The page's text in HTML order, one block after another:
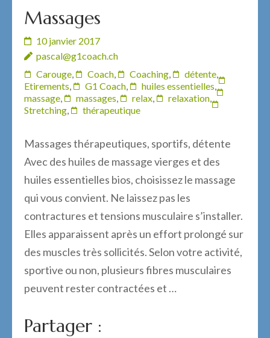
Massages
10 janvier 2017
pascal@g1coach.ch
Carouge, Coach, Coaching, détente,
Etirements, G1 Coach, huiles essentielles,
massage, massages, relax, relaxation,
Stretching, thérapeutique
Massages thérapeutiques, sportifs, détente
Avec des huiles de massage vierges et des
huiles essentielles bios, choisissez le massage
qui vous convient. Ne laissez pas les
contractures et tensions musculaire s’installer.
Elles apparaissent après un effort prolongé sur
des muscles très sollicités. Selon votre activité,
sportive ou non, plusieurs fibres musculaires
peuvent rester contractées et …
Partager :